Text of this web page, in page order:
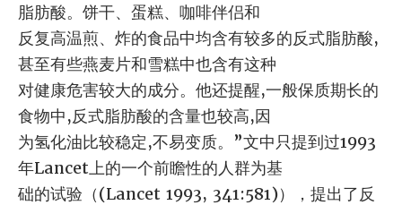
脂肪酸。饼干、蛋糕、咖啡伴侣和
反复高温煎、炸的食品中均含有较多的反式脂肪酸,
甚至有些燕麦片和雪糕中也含有这种
对健康危害较大的成分。他还提醒,一般保质期长的
食物中,反式脂肪酸的含量也较高,因
为氢化油比较稳定,不易变质。”文中只提到过1993
年Lancet上的一个前瞻性的人群为基
础的试验（(Lancet 1993, 341:581)），提出了反